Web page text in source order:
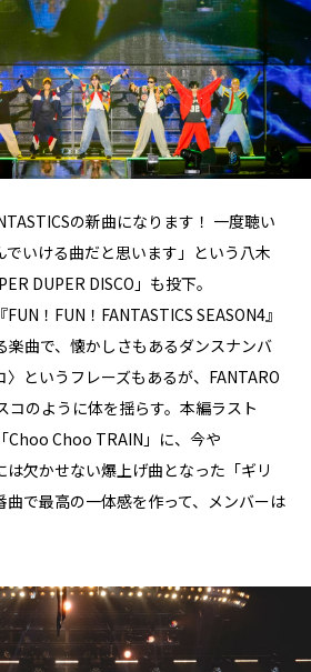
の新曲になります！ 一度聴い
でいける曲だと思います」という八木
DUPER DISCO」も投下。
！FUN！FANTASTICS SEASON4』
楽曲で、懐かしさもあるダンスナンバ
というフレーズもあるが、FANTARO
コのように体を揺らす。本編ラスト
Choo Choo TRAIN」に、今や
は欠かせない爆上げ曲となった「ギリ
で最高の一体感を作って、メンバーは